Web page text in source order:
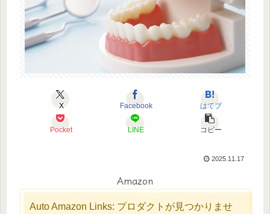
X Facebook はてブ
Pocket LINE コピー
2025.11.17
Amazon
Auto Amazon Links: プロダクトが見つかりませ